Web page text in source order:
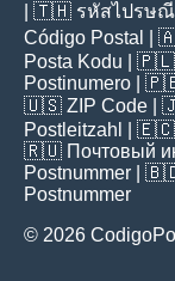
| 🇹🇭 รหัสไปรษ
Código Postal
|
Posta Kodu | 🇵🇱
Postinumero |
🇺🇸 ZIP Code |
Postleitzahl
| 🇪🇨
🇷🇺 Почтовый
Postnummer |
Postnummer
© 2026